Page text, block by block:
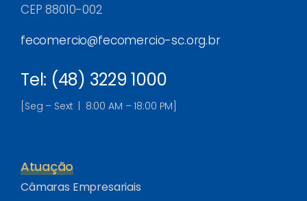
CEP 88010-002
fecomercio@fecomercio-sc.org.br
Tel: (48) 3229 1000
[Seg – Sext | 8:00 AM – 18:00 PM]
Atuação
Câmaras Empresariais